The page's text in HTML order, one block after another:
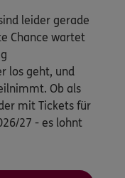
leider gerade
Chance wartet
los geht, und
Ob als
mit Tickets für
27 - es lohnt